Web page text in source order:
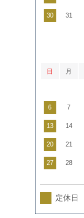
30 31
日 月
6 7
13 14
20 21
27 28
定休日